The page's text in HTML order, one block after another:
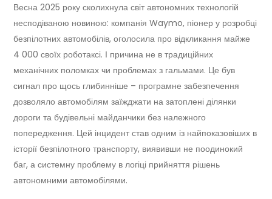
Весна 2025 року сколихнула світ автономних технологій
несподіваною новиною: компанія Waymo, піонер у розробці
безпілотних автомобілів, оголосила про відкликання майже
4 000 своїх роботаксі. І причина не в традиційних
механічних поломках чи проблемах з гальмами. Це був
сигнал про щось глибинніше – програмне забезпечення
дозволяло автомобілям заїжджати на затоплені ділянки
дороги та будівельні майданчики без належного
попередження. Цей інцидент став одним із найпоказовіших в
історії безпілотного транспорту, виявивши не поодинокий
баг, а системну проблему в логіці прийняття рішень
автономними автомобілями.